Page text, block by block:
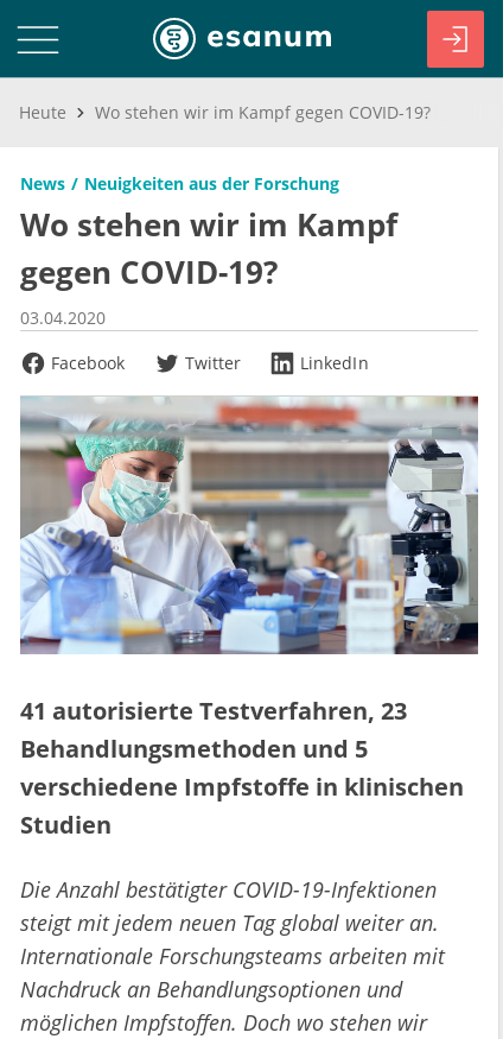
Heute Wo stehen wir im Kampf gegen COVID-19?
News Neuigkeiten aus der Forschung
Wo stehen wir im Kampf
gegen COVID-19?
03.04.2020
Facebook
Twitter LinkedIn
41 autorisierte Testverfahren, 23
Behandlungsmethoden und 5
verschiedene Impfstoffe in klinischen
Studien
Die Anzahl bestätigter COVID-19-Infektionen
steigt mit jedem neuen Tag global weiter an.
Internationale Forschungsteams arbeiten mit
Nachdruck an Behandlungsoptionen und
möglichen Impfstoffen. Doch wo stehen wir